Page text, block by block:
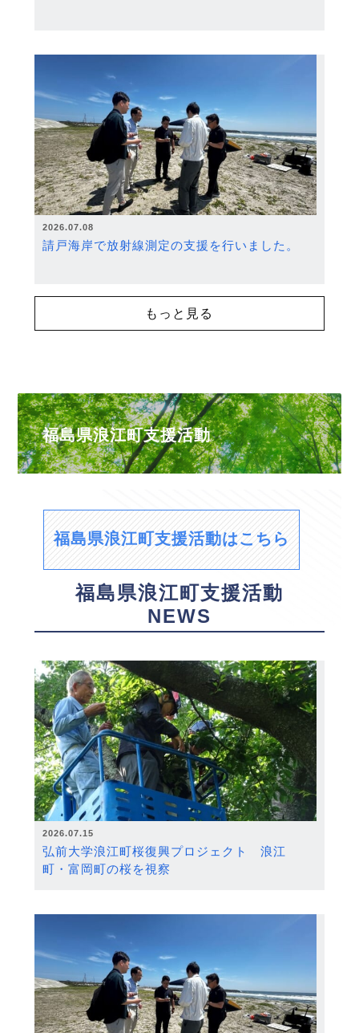
2026.07.08
請戸海岸で放射線測定の支援を行いました。
もっと見る
福島県浪江町支援活動
福島県浪江町支援活動はこちら
福島県浪江町支援活動
NEWS
2026.07.15
弘前大学浪江町桜復興プロジェクト 浪江
町・富岡町の桜を視察